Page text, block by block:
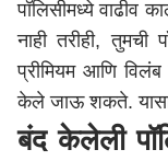
पॉलिसीमध्ये वाढीव
नाही तरीही, तुमची
प्रीमियम आणि
केले जाऊ शकते.
बंद केलेली